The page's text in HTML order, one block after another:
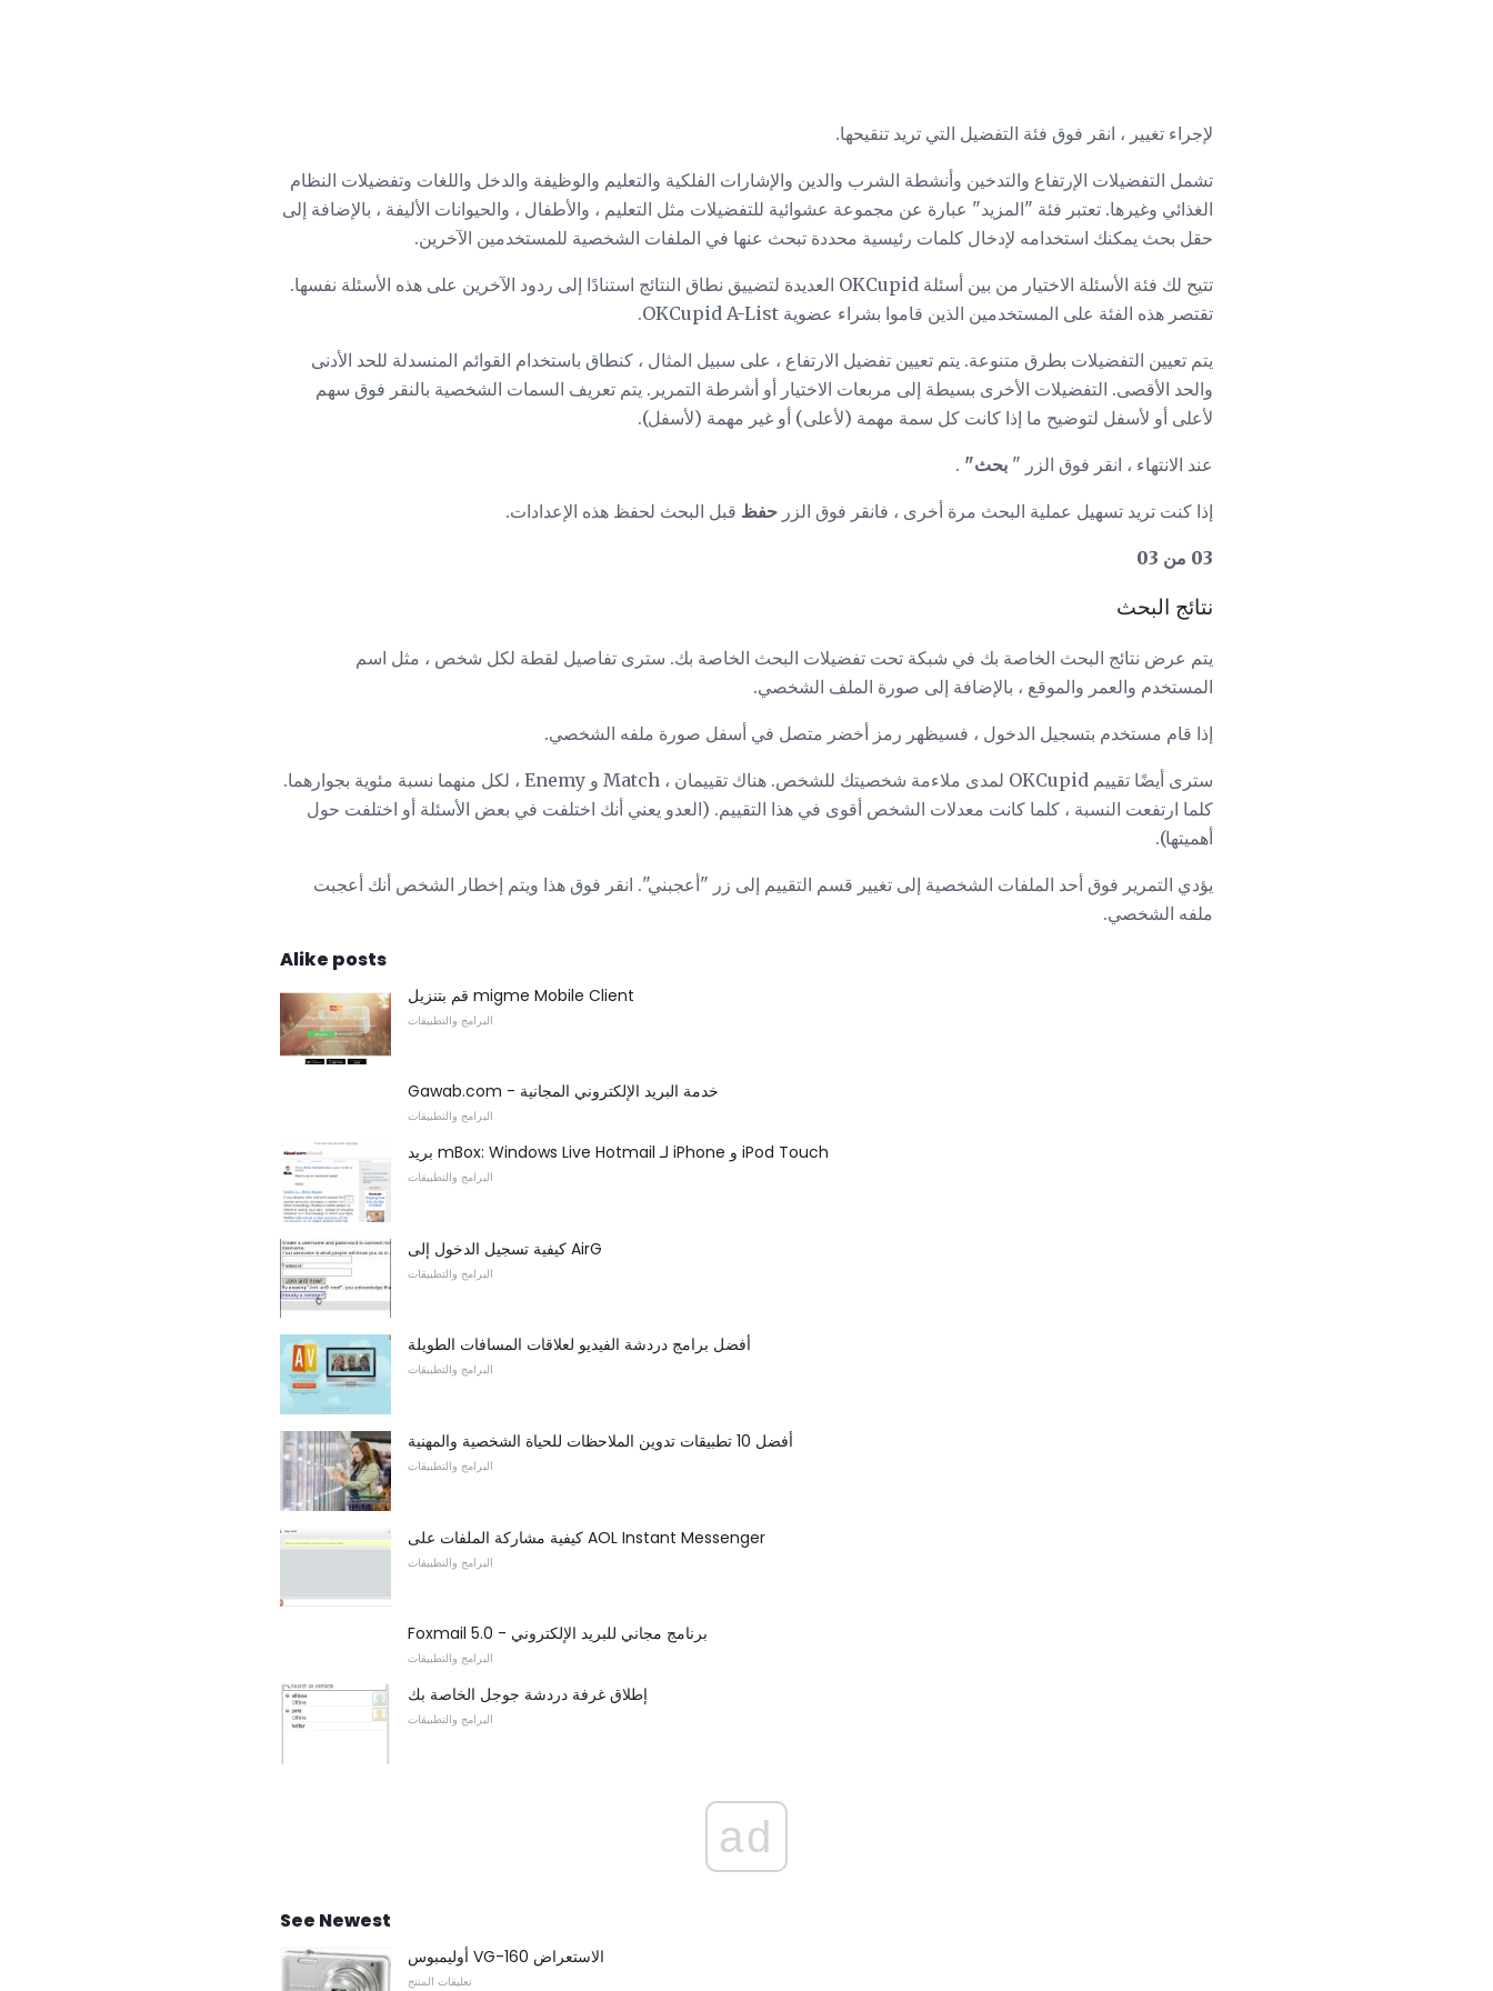
لإجراء تغيير ، انقر فوق فئة التفضيل التي تريد تنقيحها.
تشمل التفضيلات الإرتفاع والتدخين وأنشطة الشرب والدين والإشارات الفلكية والتعليم والوظيفة والدخل واللغات وتفضيلات النظام
الغذائي وغيرها. تعتبر فئة "المزيد" عبارة عن مجموعة عشوائية للتفضيلات مثل التعليم ، والأطفال ، والحيوانات الأليفة ، بالإضافة إلى
حقل بحث يمكنك استخدامه لإدخال كلمات رئيسية محددة تبحث عنها في الملفات الشخصية للمستخدمين الآخرين.
تتيح لك فئة الأسئلة الاختيار من بين أسئلة OKCupid العديدة لتضييق نطاق النتائج استنادًا إلى ردود الآخرين على هذه الأسئلة نفسها.
تقتصر هذه الفئة على المستخدمين الذين قاموا بشراء عضوية OKCupid A-List.
يتم تعيين التفضيلات بطرق متنوعة. يتم تعيين تفضيل الارتفاع ، على سبيل المثال ، كنطاق باستخدام القوائم المنسدلة للحد الأدنى
والحد الأقصى. التفضيلات الأخرى بسيطة إلى مربعات الاختيار أو أشرطة التمرير. يتم تعريف السمات الشخصية بالنقر فوق سهم
لأعلى أو لأسفل لتوضيح ما إذا كانت كل سمة مهمة (لأعلى) أو غير مهمة (لأسفل).
عند الانتهاء ، انقر فوق الزر " بحث" .
إذا كنت تريد تسهيل عملية البحث مرة أخرى ، فانقر فوق الزر حفظ قبل البحث لحفظ هذه الإعدادات.
03 من 03
نتائج البحث
يتم عرض نتائج البحث الخاصة بك في شبكة تحت تفضيلات البحث الخاصة بك. سترى تفاصيل لقطة لكل شخص ، مثل اسم
المستخدم والعمر والموقع ، بالإضافة إلى صورة الملف الشخصي.
إذا قام مستخدم بتسجيل الدخول ، فسيظهر رمز أخضر متصل في أسفل صورة ملفه الشخصي.
سترى أيضًا تقييم OKCupid لمدى ملاءمة شخصيتك للشخص. هناك تقييمان ، Match و Enemy ، لكل منهما نسبة مئوية بجوارهما.
كلما ارتفعت النسبة ، كلما كانت معدلات الشخص أقوى في هذا التقييم. (العدو يعني أنك اختلفت في بعض الأسئلة أو اختلفت حول
أهميتها).
يؤدي التمرير فوق أحد الملفات الشخصية إلى تغيير قسم التقييم إلى زر "أعجبني". انقر فوق هذا ويتم إخطار الشخص أنك أعجبت
ملفه الشخصي.
Alike posts
قم بتنزيل migme Mobile Client
البرامج والتطبيقات
Gawab.com - خدمة البريد الإلكتروني المجانية
البرامج والتطبيقات
بريد mBox: Windows Live Hotmail لـ iPhone و iPod Touch
البرامج والتطبيقات
كيفية تسجيل الدخول إلى AirG
البرامج والتطبيقات
أفضل برامج دردشة الفيديو لعلاقات المسافات الطويلة
البرامج والتطبيقات
أفضل 10 تطبيقات تدوين الملاحظات للحياة الشخصية والمهنية
البرامج والتطبيقات
كيفية مشاركة الملفات على AOL Instant Messenger
البرامج والتطبيقات
Foxmail 5.0 - برنامج مجاني للبريد الإلكتروني
البرامج والتطبيقات
إطلاق غرفة دردشة جوجل الخاصة بك
البرامج والتطبيقات
ad
See Newest
أوليمبوس VG-160 الاستعراض
تعليقات المنتج